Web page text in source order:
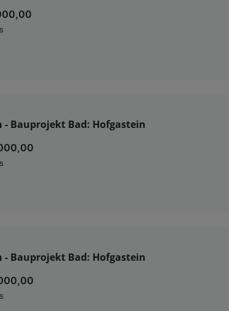
Bauprojekt Bad: Hofgastein
Bauprojekt Bad: Hofgastein